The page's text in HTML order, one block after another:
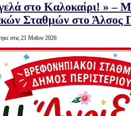
στο Καλοκαίρι! » –
Σταθμών στο Άλσος
στις 21 Μαΐου 2026